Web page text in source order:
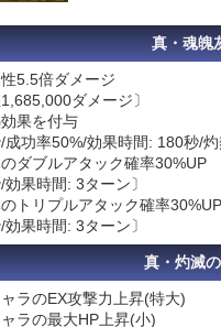
真・魂魄
5.5倍ダメージ
1,685,000ダメージ〕
果を付与
/成功率50%/効果時間: 180秒/
ダブルアタック確率30%UP
/効果時間: 3ターン〕
トリプルアタック確率30%UP
/効果時間: 3ターン〕
真・灼滅
ラのEX攻撃力上昇(特大)
ラの最大HP上昇(小)